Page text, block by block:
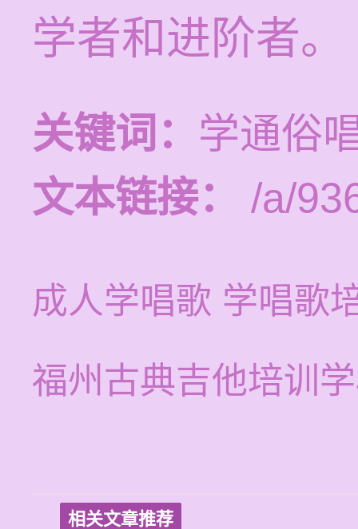
学者和进阶者。
关键词： 学通俗
文本链接：
/a/
成人学唱歌 学唱歌
福州古典吉他培训
相关文章推荐